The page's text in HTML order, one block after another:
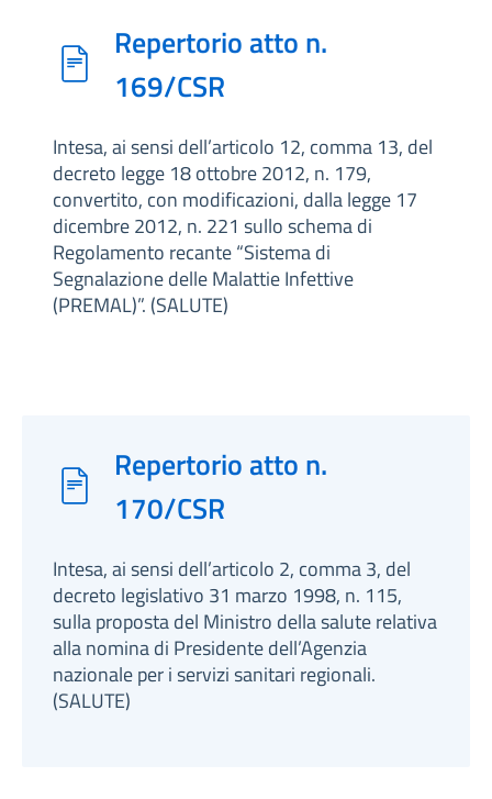
Repertorio atto n.
169/CSR
Intesa, ai sensi dell’articolo 12, comma 13, del
decreto legge 18 ottobre 2012, n. 179,
convertito, con modificazioni, dalla legge 17
dicembre 2012, n. 221 sullo schema di
Regolamento recante “Sistema di
Segnalazione delle Malattie Infettive
(PREMAL)”. (SALUTE)
Repertorio atto n.
170/CSR
Intesa, ai sensi dell’articolo 2, comma 3, del
decreto legislativo 31 marzo 1998, n. 115,
sulla proposta del Ministro della salute relativa
alla nomina di Presidente dell’Agenzia
nazionale per i servizi sanitari regionali.
(SALUTE)